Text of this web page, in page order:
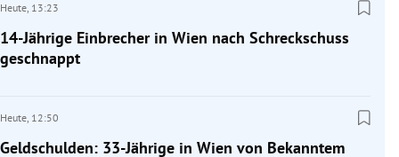
Heute, 13:23
14-Jährige Einbrecher in Wien nach Schreckschuss
geschnappt
Heute, 12:50
Geldschulden: 33-Jährige in Wien von Bekanntem